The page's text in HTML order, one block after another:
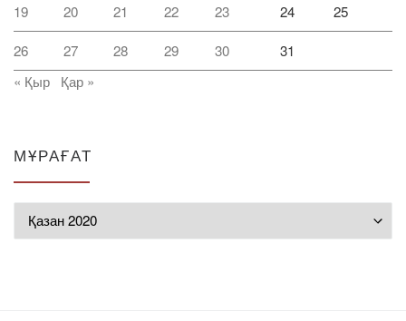
19 20 21 22 23 24 25
26 27 28 29 30
31
« Қыр
Қар »
МҰРАҒАТ